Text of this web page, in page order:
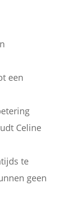
een
Celine
te
geen